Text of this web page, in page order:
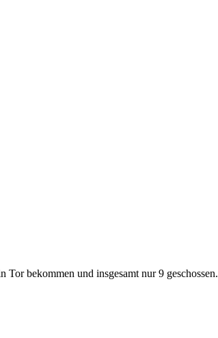
bekommen und insgesamt nur 9 geschossen.